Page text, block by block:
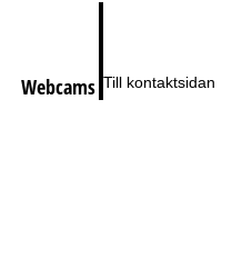
Till kontaktsidan
Webcams